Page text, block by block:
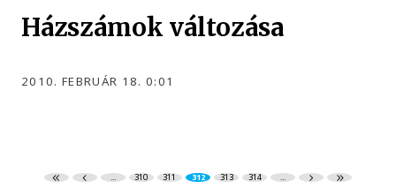
Házszámok változása
2010. FEBRUÁR 18. 0:01
... 310 311 312 313 314 ...